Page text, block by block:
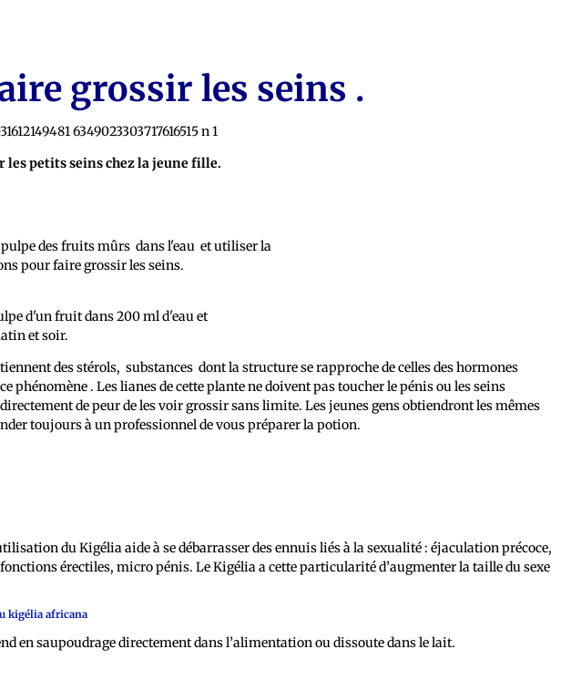
grossir les seins .
les petits seins chez la jeune fille.
des fruits mûrs dans l'eau et utiliser la
pour faire grossir les seins.
d'un fruit dans 200 ml d'eau et
et soir.
des stérols, substances dont la structure se rapproche de celles des hormones
phénomène . Les lianes de cette plante ne doivent pas toucher le pénis ou les seins
de peur de les voir grossir sans limite. Les jeunes gens obtiendront les mêmes
toujours à un professionnel de vous préparer la potion.
du Kigélia aide à se débarrasser des ennuis liés à la sexualité : éjaculation précoce,
érectiles, micro pénis. Le Kigélia a cette particularité d’augmenter la taille du sexe
kigélia africana
en saupoudrage directement dans l’alimentation ou dissoute dans le lait.